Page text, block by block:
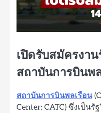
เปิดรับสมัครงา
สถาบันการบินพ
สถาบันการบินพลเรือน
Center: CATC) ซึ่งเป็น